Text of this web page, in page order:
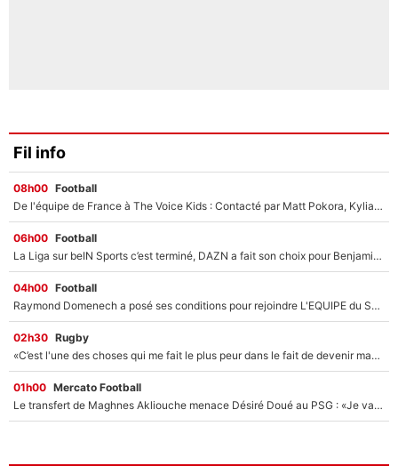
Fil info
08h00 Football
De l'équipe de France à The Voice Kids : Contacté par Matt Pokora, Kylian Mbappé a accepté de jouer un rôle inédit sur TF1 !
06h00 Football
La Liga sur beIN Sports c’est terminé, DAZN a fait son choix pour Benjamin Da Silva et Omar Da Fonseca !
04h00 Football
Raymond Domenech a posé ses conditions pour rejoindre L'EQUIPE du Soir : Il refuse de faire l'émission avec un autre chroniqueur !
02h30 Rugby
«C’est l'une des choses qui me fait le plus peur dans le fait de devenir maman» : En couple avec Antoine Dupont, Iris Mittenaere s'inquiète déjà pour ses futurs enfants !
01h00 Mercato Football
Le transfert de Maghnes Akliouche menace Désiré Doué au PSG : «Je valide à 200%»